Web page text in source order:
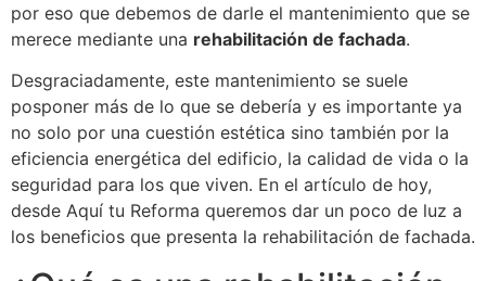
por eso que debemos de darle el mantenimiento que se
merece mediante una rehabilitación de fachada.
Desgraciadamente, este mantenimiento se suele
posponer más de lo que se debería y es importante ya
no solo por una cuestión estética sino también por la
eficiencia energética del edificio, la calidad de vida o la
seguridad para los que viven. En el artículo de hoy,
desde Aquí tu Reforma queremos dar un poco de luz a
los beneficios que presenta la rehabilitación de fachada.